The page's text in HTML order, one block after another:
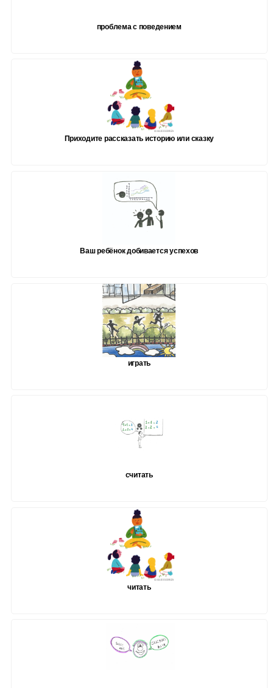
проблема с поведением
Приходите рассказать историю или сказку
Ваш ребёнок добивается успехов
играть
считать
читать